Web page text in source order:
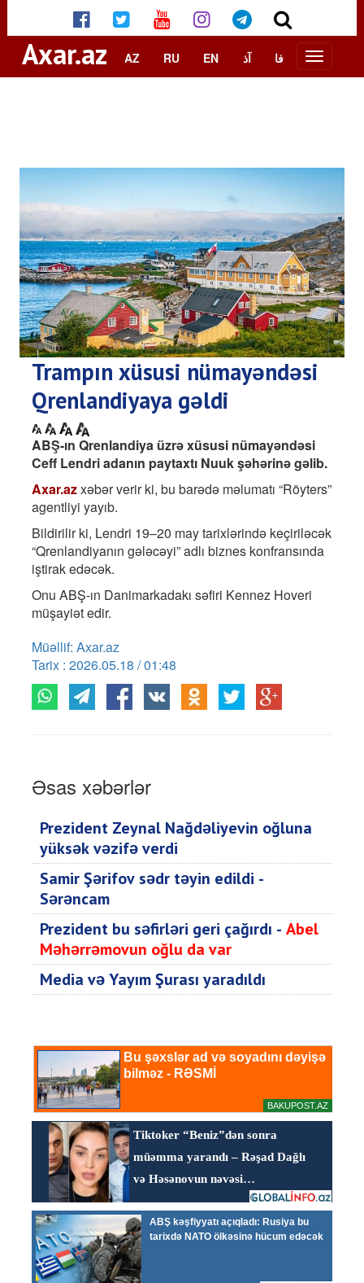
Axar.az AZ RU EN آذ فا
Trampın xüsusi nümayəndəsi
Qrenlandiyaya gəldi
ABŞ-ın Qrenlandiya üzrə xüsusi nümayəndəsi
Ceff Lendri adanın paytaxtı Nuuk şəhərinə gəlib.
Axar.azxəbər verir ki, bu barədə məlumatı “Röyters”
agentliyi yayıb.
Bildirilir ki, Lendri 19–20 may tarixlərində keçiriləcək
“Qrenlandiyanın gələcəyi” adlı biznes konfransında
iştirak edəcək.
Onu ABŞ-ın Danimarkadakı səfiri Kennez Hoveri
müşayiət edir.
Müəllif: Axar.az
Tarix : 2026.05.18 / 01:48
Əsas xəbərlər
Prezident Zeynal Nağdəliyevin oğluna
yüksək vəzifə verdi
Samir Şərifov sədr təyin edildi -
Sərəncam
Prezident bu səfirləri geri çağırdı - Abel
Məhərrəmovun oğlu da var
Media və Yayım Şurası yaradıldı